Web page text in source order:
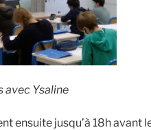
avec Ysaline
ensuite jusqu’à 18h avant